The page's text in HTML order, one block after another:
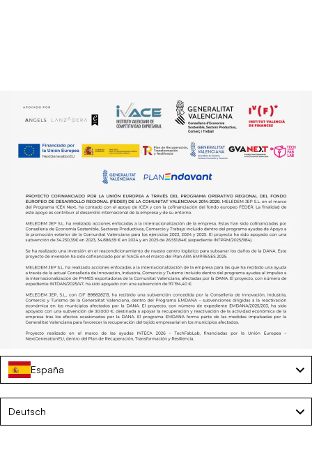
Teddy Wandspiegel - Fußspiegel Charlotte
España
Deutsch